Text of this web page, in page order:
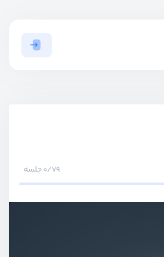
0/79 جلسه